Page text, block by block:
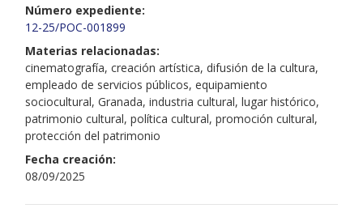
Número expediente:
12-25/POC-001899
Materias relacionadas:
cinematografía, creación artística, difusión de la cultura,
empleado de servicios públicos, equipamiento
sociocultural, Granada, industria cultural, lugar histórico,
patrimonio cultural, política cultural, promoción cultural,
protección del patrimonio
Fecha creación:
08/09/2025